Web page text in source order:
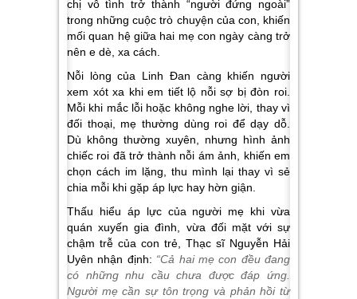
chị vô tình trở thành “người đứng ngoài”
trong những cuộc trò chuyện của con, khiến
mối quan hệ giữa hai mẹ con ngày càng trở
nên e dè, xa cách.
Nỗi lòng của Linh Đan càng khiến người
xem xót xa khi em tiết lộ nỗi sợ bị đòn roi.
Mỗi khi mắc lỗi hoặc không nghe lời, thay vì
đối thoại, mẹ thường dùng roi để dạy dỗ.
Dù không thường xuyên, nhưng hình ảnh
chiếc roi đã trở thành nỗi ám ảnh, khiến em
chọn cách im lặng, thu mình lại thay vì sẻ
chia mỗi khi gặp áp lực hay hờn giận.
Thấu hiểu áp lực của người mẹ khi vừa
quán xuyến gia đình, vừa đối mặt với sự
chậm trễ của con trẻ, Thạc sĩ Nguyễn Hải
Uyên nhận định: “Cả hai mẹ con đều đang
có những nhu cầu chưa được đáp ứng.
Người mẹ cần sự tôn trọng và phản hồi từ